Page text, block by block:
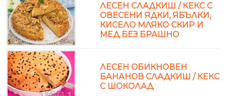
ЛЕСЕН СЛАДКИШ / КЕКС С
ОВЕСЕНИ ЯДКИ, ЯБЪЛКИ,
КИСЕЛО МЛЯКО СКИР И
МЕД БЕЗ БРАШНО
ЛЕСЕН ОБИКНОВЕН
БАНАНОВ СЛАДКИШ / КЕКС
С ШОКОЛАД